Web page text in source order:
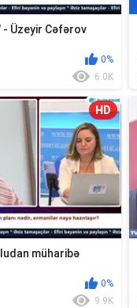
- Üzeyir Cəfərov
0%
6.0K
HD
müharibə
0%
9.9K